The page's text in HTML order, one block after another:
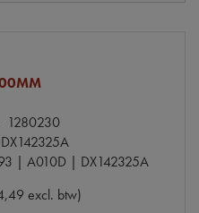
1280230
DX142325A
| A010D | DX142325A
excl. btw)